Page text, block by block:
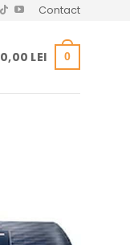
Contact
0,00 LEI 0